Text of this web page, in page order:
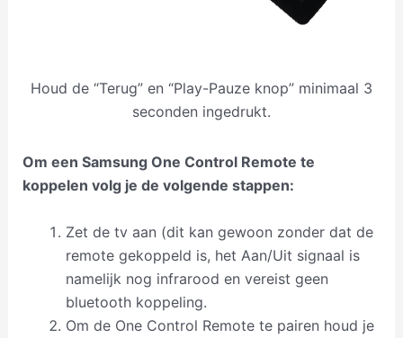
Houd de “Terug” en “Play-Pauze knop” minimaal 3
seconden ingedrukt.
Om een Samsung One Control Remote te
koppelen volg je de volgende stappen:
Zet de tv aan (dit kan gewoon zonder dat de
remote gekoppeld is, het Aan/Uit signaal is
namelijk nog infrarood en vereist geen
bluetooth koppeling.
Om de One Control Remote te pairen houd je